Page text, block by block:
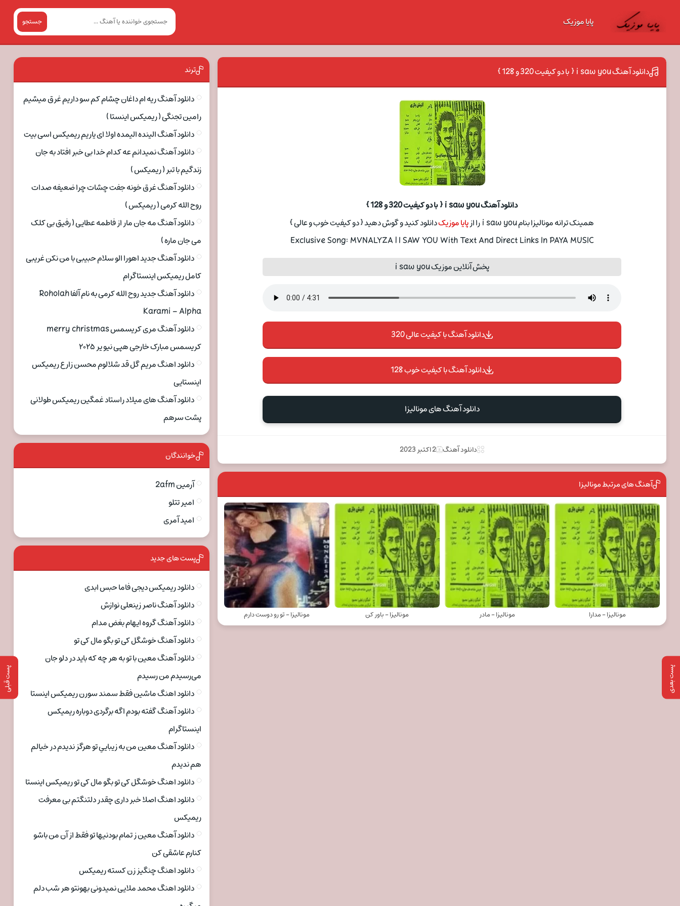
پایا موزیک جستجو
پست بعدی پست قبلی
دانلود آهنگ i saw you { با دو کیفیت 320 و 128 }
دانلود آهنگ i saw you { با دو کیفیت 320 و 128 }
همینک ترانه مونالیزا بنام i saw you را از
پایا موزیکدانلود کنید و گوش دهید { دو کیفیت خوب و عالی }
Exclusive Song: MVNALYZA | I SAW YOU With Text And Direct Links In PAYA MUSIC
پخش آنلاین موزیک i saw you
دانلود آهنگ با کیفیت عالی 320
دانلود آهنگ با کیفیت خوب 128
دانلود آهنگ های مونالیزا
دانلود آهنگ 2 اکتبر 2023
آهنگ های مرتبط مونالیزا
مونالیزا - مدارا مونالیزا - مادر مونالیزا - باور کن مونالیزا - تو رو دوست دارم
ترند
دانلود آهنگ ریه ام داغان چشام کم سو داریم غرق میشیم
رامین تجنگی ( ریمیکس اینستا )
دانلود آهنگ الینده الیمده اولا ای یاریم ریمیکس اسی بیت
دانلود آهنگ نمیدانم عه کدام خدا بی خبر افتاد به جان
زندگیم با تبر ( ریمیکس )
دانلود آهنگ غرق خونه جفت چشات چرا ضعیفه صدات
روح الله کرمی ( ریمیکس )
دانلود آهنگ مه جان مار از فاطمه عطایی ( رفیق بی کلک
می جان ماره )
دانلود آهنگ جدید اهورا الو سلام حبیبی با من نکن غریبی
کامل ریمیکس اینستاگرام
دانلود آهنگ جدید روح الله کرمی به نام آلفا Roholah
Karami – Alpha
دانلود آهنگ مری کریسمس merry christmas
کریسمس مبارک خارجی هپی نیو یر ۲۰۲۵
دانلود اهنگ مریم گل قد شلالوم محسن زارع ریمیکس
اینستایی
دانلود آهنگ های میلاد راستاد غمگین ریمیکس طولانی
پشت سرهم
خوانندگان
آرمین 2afm
امیر تتلو
امید آمری
پست های جدید
دانلود ریمیکس دیجی فاما حبس ابدی
دانلود آهنگ ناصر زینعلی نوازش
دانلود آهنگ گروه ایهام بغض مدام
دانلود آهنگ خوشگل کی تو بگو مال کی تو
دانلود آهنگ معین با تو به هر چه که باید در دلو جان
می‌رسیدم من رسیدم
دانلود اهنگ ماشین فقط سمند سورن ریمیکس اینستا
دانلود آهنگ گفته بودم اگه برگردی دوباره ریمیکس
اینستاگرام
دانلود آهنگ معین من به زیباییِ تو هرگز ندیدم در خیالم
هم ندیدم
دانلود اهنگ خوشگل کی تو بگو مال کی تو ریمیکس اینستا
دانلود اهنگ اصلا خبر داری چقدر دلتنگتم بی معرفت
ریمیکس
دانلود آهنگ معین ز تمام بودنیها تو فقط از آن من باشو
کنارم عاشقی کن
دانلود اهنگ چنگیز زن کسته ریمیکس
دانلود اهنگ محمد ملایی نمیدونی بهونتو هر شب دلم